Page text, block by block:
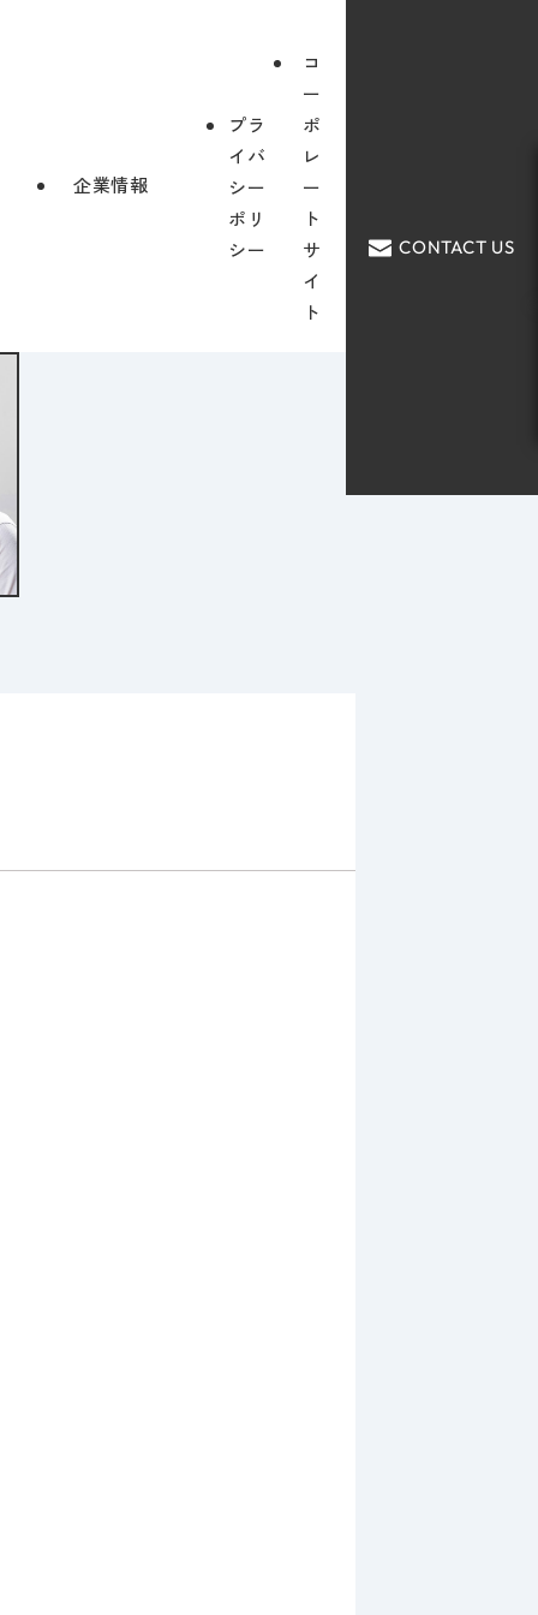
企業情報
プラ
イバ
シー
ポリ
シー
コ
ー
ポ
レ
ー
ト
サ
イ
ト
CONTACT US